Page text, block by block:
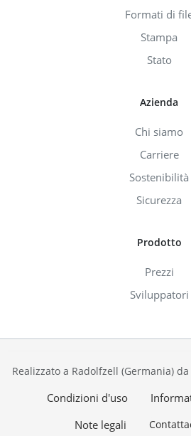
Formati di
Stampa
Stato
Azienda
Chi siamo
Carriere
Sostenibilità
Sicurezza
Prodotto
Prezzi
Sviluppatori
Realizzato a Radolfzell (Germania) da
Condizioni d'uso
Note legali